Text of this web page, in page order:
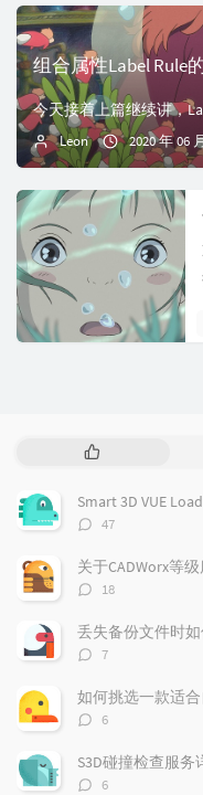
组合属性Label Rule
Leon 2020 年 06
热
文
Smart 3D VUE
评
数：
47
关于CADWorx等
评
数：
18
丢失备份文件时
评
数：
7
如何挑选一款适
评
数：
6
S3D碰撞检查服务
评
6